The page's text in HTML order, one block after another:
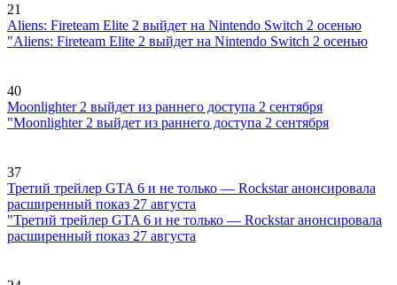
21
Aliens: Fireteam Elite 2 выйдет на Nintendo Switch 2 осенью
"Aliens: Fireteam Elite 2 выйдет на Nintendo Switch 2 осенью
40
Moonlighter 2 выйдет из раннего доступа 2 сентября
"Moonlighter 2 выйдет из раннего доступа 2 сентября
37
Третий трейлер GTA 6 и не только — Rockstar анонсировала
расширенный показ 27 августа
"Третий трейлер GTA 6 и не только — Rockstar анонсировала
расширенный показ 27 августа